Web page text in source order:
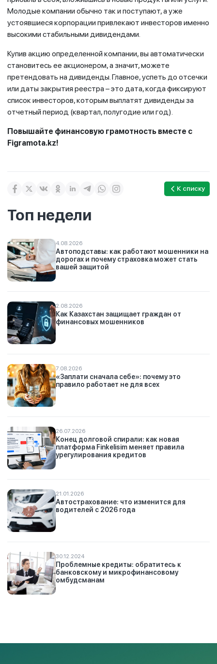
Молодые компании обычно так и поступают, а уже
устоявшиеся корпорации привлекают инвесторов именно
высокими стабильными дивидендами.
Купив акцию определенной компании, вы автоматически
становитесь ее акционером, а значит, можете
претендовать на дивиденды. Главное, успеть до отсечки
или даты закрытия реестра – это дата, когда фиксируют
список инвесторов, которым выплатят дивиденды за
отчетный период (квартал, полугодие или год).
Повышайте финансовую грамотность вместе с
Figramota.kz!
К списку
Топ недели
4.08.2026
Автоподставы: как работают мошенники на
дорогах и почему страховка может стать
вашей защитой
2.08.2026
Как Казахстан защищает граждан от
финансовых мошенников
7.08.2026
«Заплати сначала себе»: почему это
правило работает не для всех
26.07.2026
Конец долговой спирали: как новая
платформа Finkelisim меняет правила
урегулирования кредитов
21.01.2026
Автострахование: что изменится для
водителей с 2026 года
30.12.2024
Проблемные кредиты: обратитесь к
банковскому и микрофинансовому
омбудсманам